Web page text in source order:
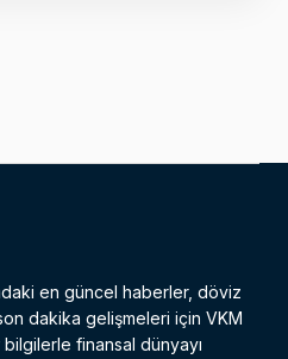
en güncel haberler, döviz
dakika gelişmeleri için VKM
bilgilerle finansal dünyayı